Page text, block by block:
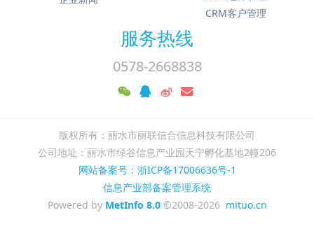
CRM客户管理
服务热线
0578-2668838
版权所有：丽水市丽联信合信息科技有限公司
公司地址：丽水市绿谷信息产业园天宁孵化基地2幢206
网站备案号：浙ICP备17006636号-1
信息产业部备案管理系统
Powered by MetInfo 8.0©2008-2026 mituo.cn